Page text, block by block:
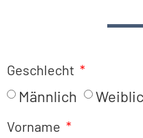
Geschlecht
Männlich
Vorname